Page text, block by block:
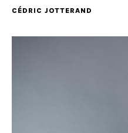
CÉDRIC JOTTERAND